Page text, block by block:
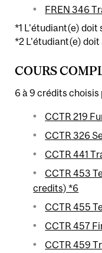
FREN 346
*1 L'étudiant(e) doit
*2 L'étudiant(e) doit
COURS
6 à 9 crédits choisis
CCTR 219
CCTR 326
CCTR 441
CCTR 453
credits) *6
CCTR 455
CCTR 457
CCTR 459